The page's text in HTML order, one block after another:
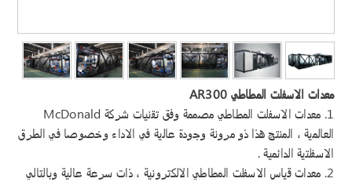
معدات الاسفلت المطاطي AR300
1. معدات الاسفلت المطاطي مصممة وفق تقنيات شركة McDonald
العالمية ، المنتج هذا ذو مرونة وجودة عالية في الاداء وخصوصا في الطرق
الاسفلتية الدائمية .
2. معدات قياس الاسفلت المطاطي الالكترونية ، ذات سرعة عالية وبالتالي